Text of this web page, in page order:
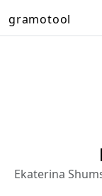
gramotool
Ekaterina